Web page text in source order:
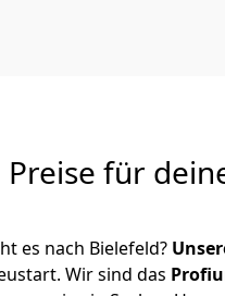
für
es nach Bielefeld?
Wir sind das